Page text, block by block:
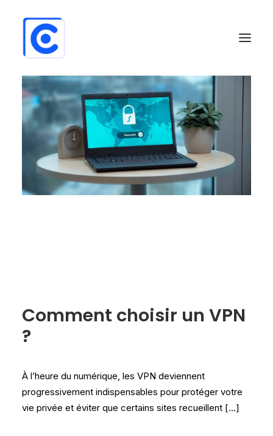
Comment choisir un VPN
?
À l’heure du numérique, les VPN deviennent
progressivement indispensables pour protéger votre
vie privée et éviter que certains sites recueillent […]